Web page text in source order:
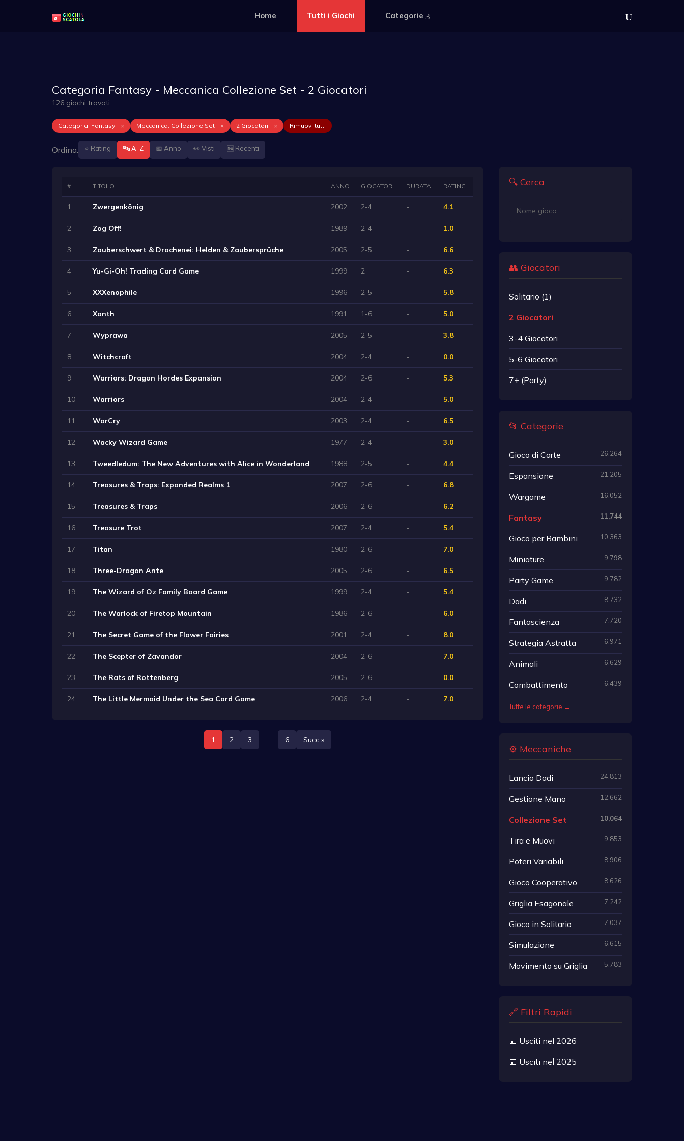
Home Tutti i Giochi Categorie
Categoria Fantasy - Meccanica Collezione Set - 2 Giocatori
126 giochi trovati
Categoria: Fantasy × Meccanica: Collezione Set × 2 Giocatori × Rimuovi tutti
Ordina: ⭐ Rating 🔤 A-Z 📅 Anno 👀 Visti 🆕 Recenti
# TITOLO ANNO GIOCATORI DURATA RATING
1 Zwergenkönig 2002 2-4 - 4.1
2 Zog Off! 1989 2-4 - 1.0
3 Zauberschwert & Drachenei: Helden & Zaubersprüche 2005 2-5 - 6.6
4 Yu-Gi-Oh! Trading Card Game 1999 2 - 6.3
5 XXXenophile 1996 2-5 - 5.8
6 Xanth 1991 1-6 - 5.0
7 Wyprawa 2005 2-5 - 3.8
8 Witchcraft 2004 2-4 - 0.0
9 Warriors: Dragon Hordes Expansion 2004 2-6 - 5.3
10 Warriors 2004 2-4 - 5.0
11 WarCry 2003 2-4 - 6.5
12 Wacky Wizard Game 1977 2-4 - 3.0
13 Tweedledum: The New Adventures with Alice in Wonderland 1988 2-5 - 4.4
14 Treasures & Traps: Expanded Realms 1 2007 2-6 - 6.8
15 Treasures & Traps 2006 2-6 - 6.2
16 Treasure Trot 2007 2-4 - 5.4
17 Titan 1980 2-6 - 7.0
18 Three-Dragon Ante 2005 2-6 - 6.5
19 The Wizard of Oz Family Board Game 1999 2-4 - 5.4
20 The Warlock of Firetop Mountain 1986 2-6 - 6.0
21 The Secret Game of the Flower Fairies 2001 2-4 - 8.0
22 The Scepter of Zavandor 2004 2-6 - 7.0
23 The Rats of Rottenberg 2005 2-6 - 0.0
24 The Little Mermaid Under the Sea Card Game 2006 2-4 - 7.0
1 2 3 6 Succ »
🔍 Cerca
👥 Giocatori
Solitario (1)
2 Giocatori
3-4 Giocatori
5-6 Giocatori
7+ (Party)
📂 Categorie
Gioco di Carte 26,264
Espansione 21,205
Wargame 16,052
Fantasy 11,744
Gioco per Bambini 10,363
Miniature 9,798
Party Game 9,782
Dadi 8,732
Fantascienza 7,720
Strategia Astratta 6,971
Animali 6,629
Combattimento 6,439
Tutte le categorie →
⚙️ Meccaniche
Lancio Dadi 24,813
Gestione Mano 12,662
Collezione Set 10,064
Tira e Muovi 9,853
Poteri Variabili 8,906
Gioco Cooperativo 8,626
Griglia Esagonale 7,242
Gioco in Solitario 7,037
Simulazione 6,615
Movimento su Griglia 5,783
🔗 Filtri Rapidi
📅 Usciti nel 2026
📅 Usciti nel 2025